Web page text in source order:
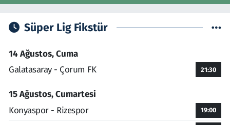
Süper Lig Fikstür
14 Ağustos, Cuma
Galatasaray - Çorum FK
21:30
15 Ağustos, Cumartesi
Konyaspor - Rizespor
19:00